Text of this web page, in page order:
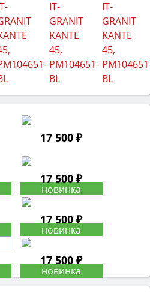
17 500 ₽
17 500 ₽
17 500 ₽
17 500 ₽